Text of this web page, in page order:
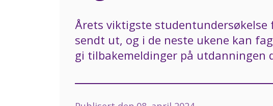
Årets viktigste
sendt ut, og i de neste ukene kan
gi tilbakemeldinger på utdanningen